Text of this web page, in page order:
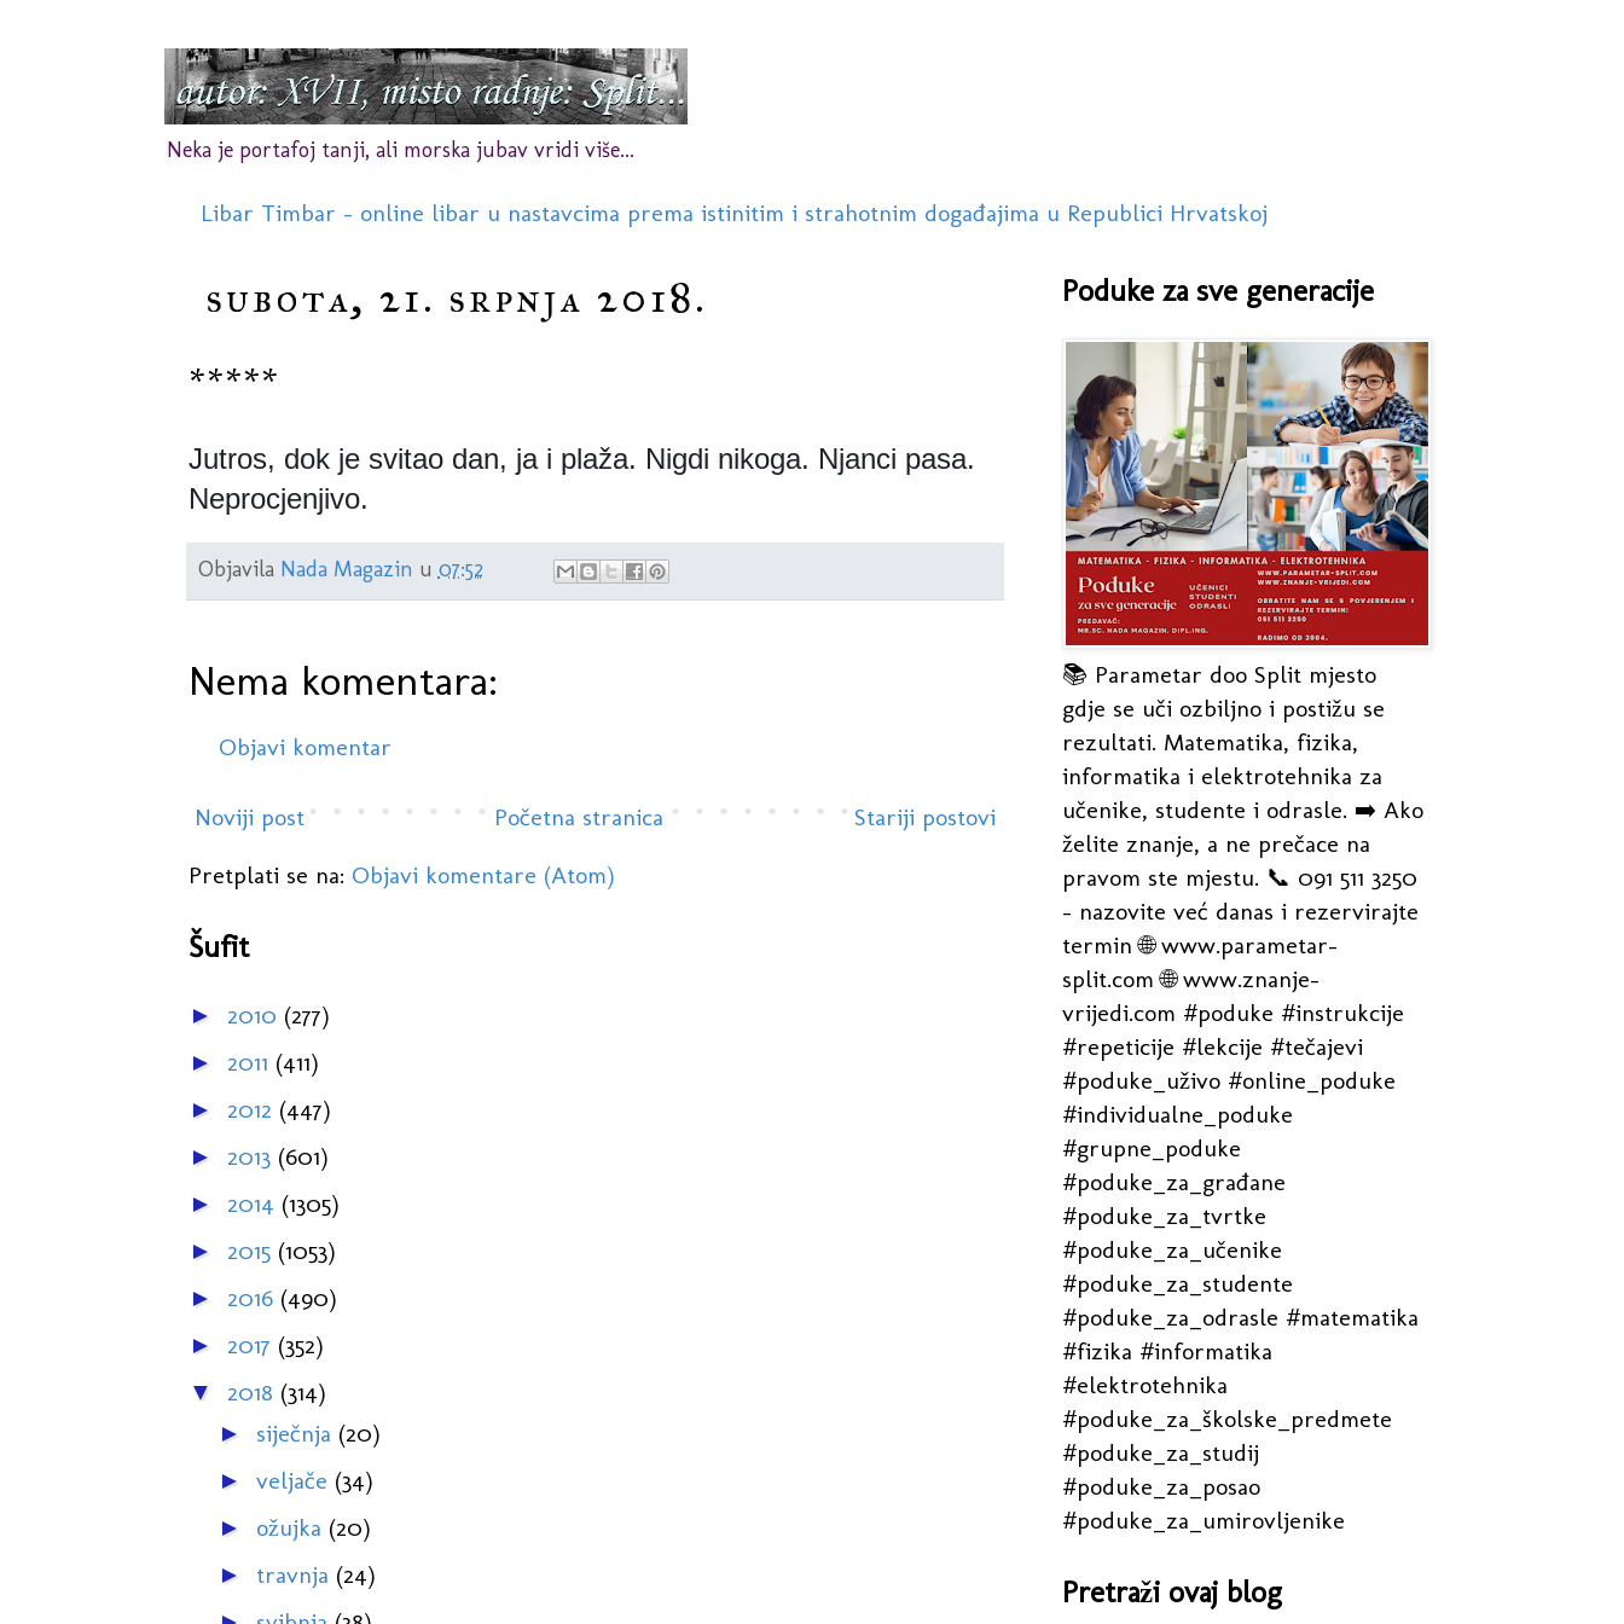
Neka je portafoj tanji, ali morska jubav vridi više...
Libar Timbar - online libar u nastavcima prema istinitim i strahotnim događajima u Republici Hrvatskoj
subota, 21. srpnja 2018.
*****
Jutros, dok je svitao dan, ja i plaža. Nigdi nikoga. Njanci pasa.
Neprocjenjivo.
Objavila Nada Magazin u 07:52
Nema komentara:
Objavi komentar
Noviji post Stariji postovi
Početna stranica
Pretplati se na: Objavi komentare (Atom)
Šufit
► 2010 (277)
► 2011 (411)
► 2012 (447)
► 2013 (601)
► 2014 (1305)
► 2015 (1053)
► 2016 (490)
► 2017 (352)
▼ 2018 (314)
► siječnja (20)
► veljače (34)
► ožujka (20)
► travnja (24)
Poduke za sve generacije
📚 Parametar doo Split mjesto
gdje se uči ozbiljno i postižu se
rezultati. Matematika, fizika,
informatika i elektrotehnika za
učenike, studente i odrasle. ➡️ Ako
želite znanje, a ne prečace na
pravom ste mjestu. 📞 091 511 3250
- nazovite već danas i rezervirajte
termin 🌐 www.parametar-
split.com 🌐 www.znanje-
vrijedi.com #poduke #instrukcije
#repeticije #lekcije #tečajevi
#poduke_uživo #online_poduke
#individualne_poduke
#grupne_poduke
#poduke_za_građane
#poduke_za_tvrtke
#poduke_za_učenike
#poduke_za_studente
#poduke_za_odrasle #matematika
#fizika #informatika
#elektrotehnika
#poduke_za_školske_predmete
#poduke_za_studij
#poduke_za_posao
#poduke_za_umirovljenike
Pretraži ovaj blog